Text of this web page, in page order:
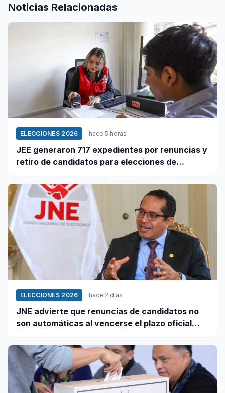
Noticias Relacionadas
ELECCIONES 2026 hace 5 horas
JEE generaron 717 expedientes por renuncias y
retiro de candidatos para elecciones de
ELECCIONES 2026 hace 2 días
JNE advierte que renuncias de candidatos no
son automáticas al vencerse el plazo oficial